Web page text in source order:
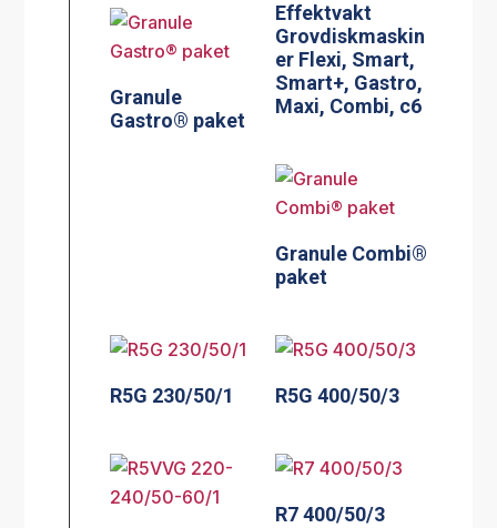
Effektvakt
Grovdiskmaskin
er Flexi, Smart,
Smart+, Gastro,
Maxi, Combi, c6
Granule
Gastro® paket
Granule Combi®
paket
R5G 230/50/1 R5G 400/50/3
R7 400/50/3